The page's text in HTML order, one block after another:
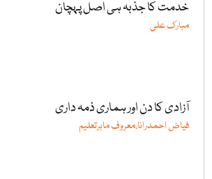
خدمت کا جذبہ ہی اصل پہچان
مبارک علی
آزادی کا دن اور ہماری ذمہ داری
فیاض احمدرانا،معروف ماہرتعلیم